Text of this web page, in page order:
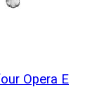
Opera E